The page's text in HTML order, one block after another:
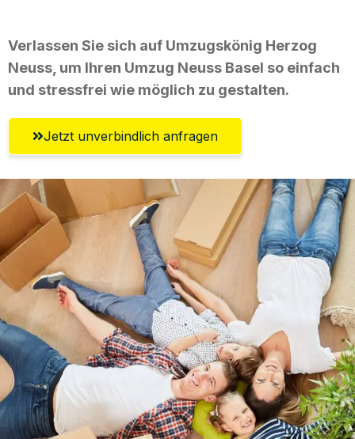
Verlassen Sie sich auf Umzugskönig Herzog
Neuss, um Ihren Umzug Neuss Basel so einfach
und stressfrei wie möglich zu gestalten.
Jetzt unverbindlich anfragen